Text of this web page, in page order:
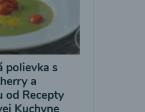
polievka s
a
od Recepty